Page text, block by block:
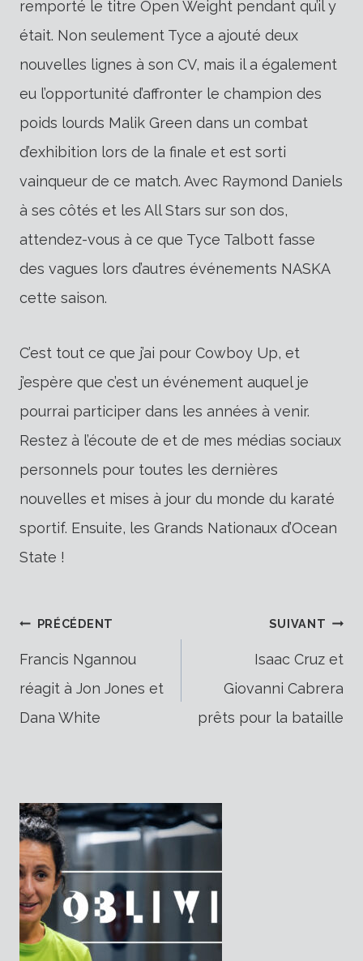
remporté le titre Open Weight pendant qu’il y
était. Non seulement Tyce a ajouté deux
nouvelles lignes à son CV, mais il a également
eu l’opportunité d’affronter le champion des
poids lourds Malik Green dans un combat
d’exhibition lors de la finale et est sorti
vainqueur de ce match. Avec Raymond Daniels
à ses côtés et les All Stars sur son dos,
attendez-vous à ce que Tyce Talbott fasse
des vagues lors d’autres événements NASKA
cette saison.
C’est tout ce que j’ai pour Cowboy Up, et
j’espère que c’est un événement auquel je
pourrai participer dans les années à venir.
Restez à l’écoute de et de mes médias sociaux
personnels pour toutes les dernières
nouvelles et mises à jour du monde du karaté
sportif. Ensuite, les Grands Nationaux d’Ocean
State !
Navigation
de
l’article
PRÉCÉDENT
Francis Ngannou
réagit à Jon Jones et
Dana White
SUIVANT
Isaac Cruz et
Giovanni Cabrera
prêts pour la bataille